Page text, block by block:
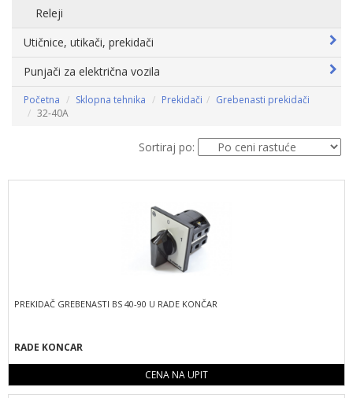
Releji
Utičnice, utikači, prekidači
Punjači za električna vozila
Početna Sklopna tehnika Prekidači
Grebenasti prekidači
32-40A
Sortiraj po:
PREKIDAČ GREBENASTI BS 40-90 U RADE KONČAR
RADE KONCAR
CENA NA UPIT